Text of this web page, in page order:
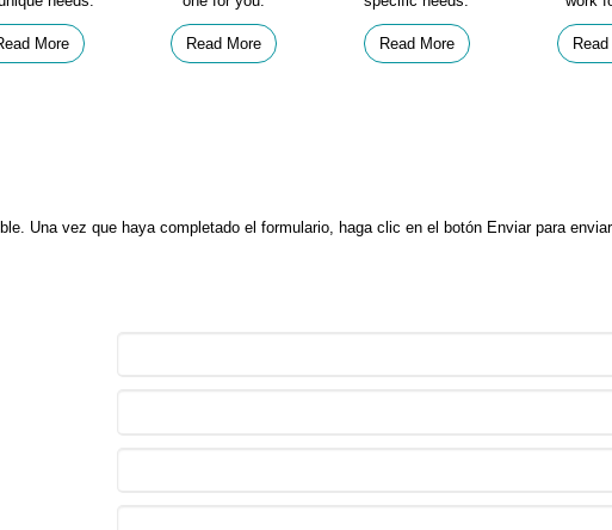
More Read More Read More
Una vez que haya completado el formulario, haga clic en el botón Enviar para